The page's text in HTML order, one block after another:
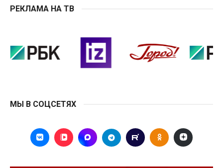
РЕКЛАМА НА ТВ
МЫ В СОЦСЕТЯХ